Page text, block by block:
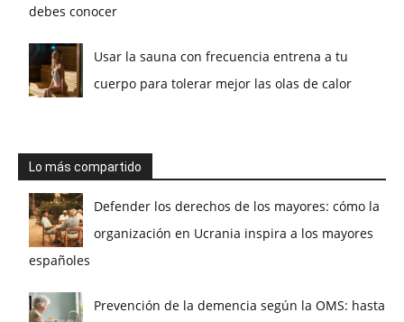
debes conocer
Usar la sauna con frecuencia entrena a tu
cuerpo para tolerar mejor las olas de calor
Lo más compartido
Defender los derechos de los mayores: cómo la
organización en Ucrania inspira a los mayores
españoles
Prevención de la demencia según la OMS: hasta